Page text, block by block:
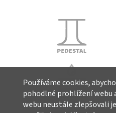
Používáme cookies,
pohodlné prohlížení webu
webu neustále zlepšovali